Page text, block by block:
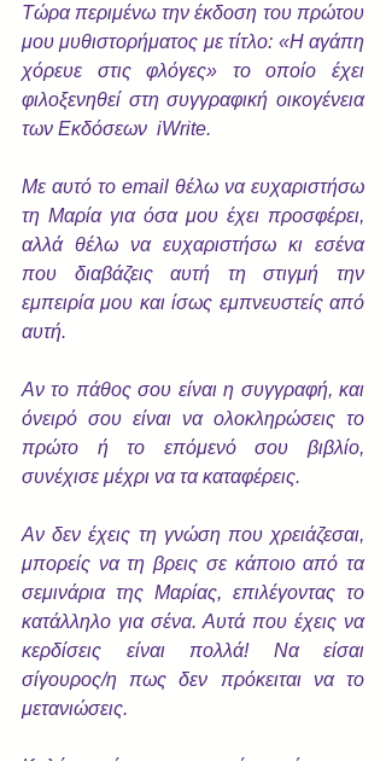
Τώρα περιμένω την έκδοση του πρώτου
μου μυθιστορήματος με τίτλο: «Η αγάπη
χόρευε στις φλόγες» το οποίο έχει
φιλοξενηθεί στη συγγραφική οικογένεια
των Εκδόσεων  iWrite.
Με αυτό το email θέλω να ευχαριστήσω
τη Μαρία για όσα μου έχει προσφέρει,
αλλά θέλω να ευχαριστήσω κι εσένα
που διαβάζεις αυτή τη στιγμή την
εμπειρία μου και ίσως εμπνευστείς από
αυτή.
Αν το πάθος σου είναι η συγγραφή, και
όνειρό σου είναι να ολοκληρώσεις το
πρώτο ή το επόμενό σου βιβλίο,
συνέχισε μέχρι να τα καταφέρεις.
Αν δεν έχεις τη γνώση που χρειάζεσαι,
μπορείς να τη βρεις σε κάποιο από τα
σεμινάρια της Μαρίας, επιλέγοντας το
κατάλληλο για σένα. Αυτά που έχεις να
κερδίσεις είναι πολλά! Να είσαι
σίγουρος/η πως δεν πρόκειται να το
μετανιώσεις.